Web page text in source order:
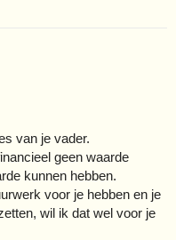
van je vader.
geen waarde
kunnen hebben.
voor je hebben en je
wil ik dat wel voor je